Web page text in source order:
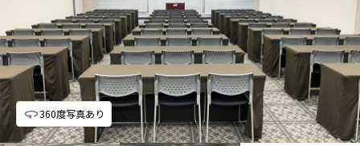
360度写真あり